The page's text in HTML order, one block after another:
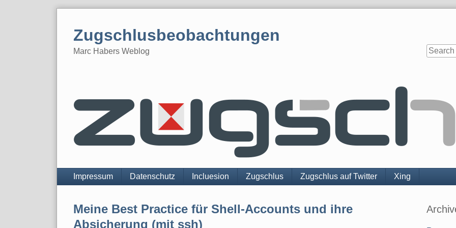
Zugschlusbeobachtungen
Marc Habers Weblog
Navigation
Impressum Datenschutz Incluesion Zugschlus Zugschlus auf Twitter Xing
Meine Best Practice für Shell-Accounts und ihre
Absicherung (mit ssh)
Sidebar